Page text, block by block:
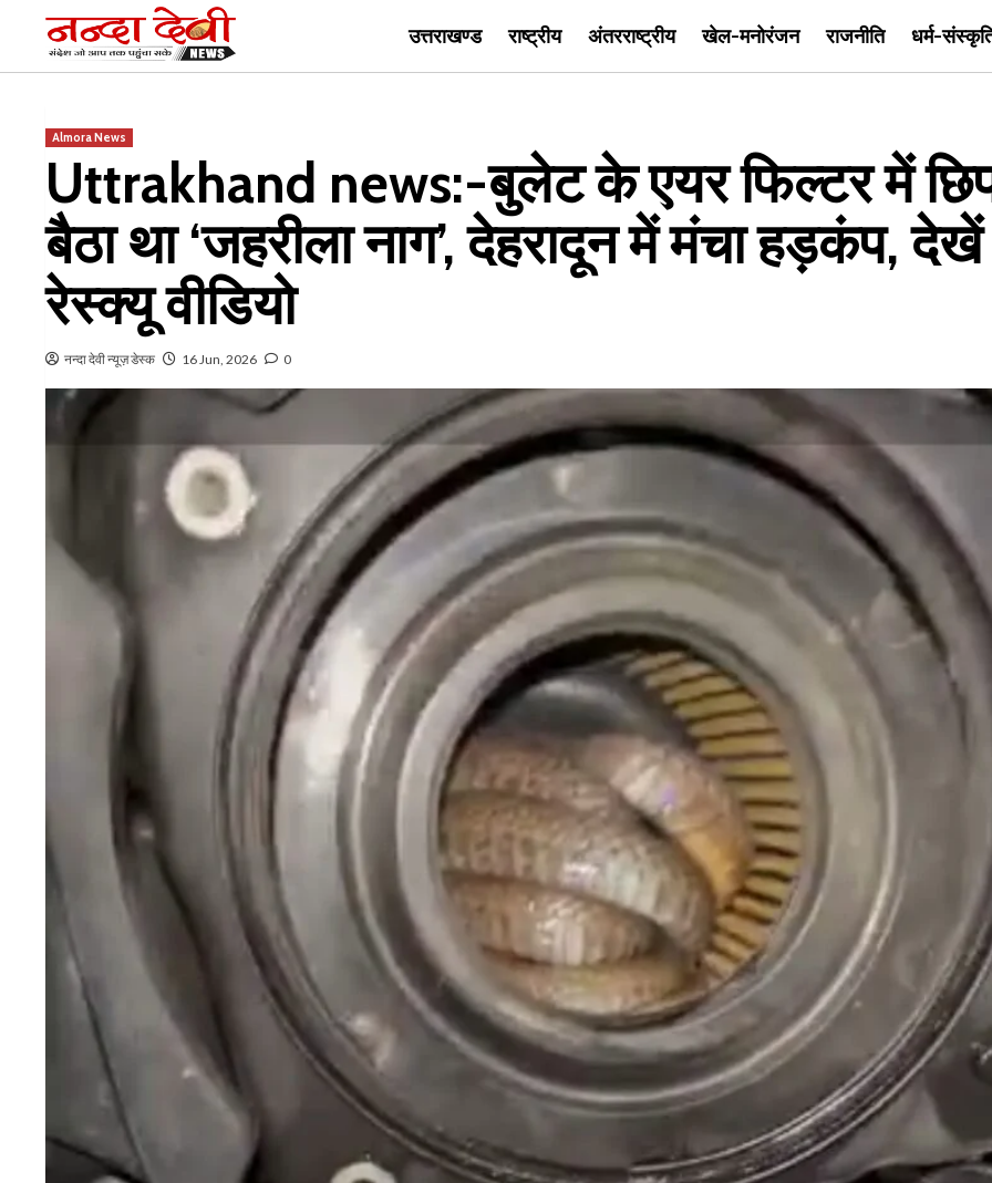
content
उत्तराखण्ड राष्ट्रीय अंतरराष्ट्रीय खेल-मनोरंजन राजनीति धर्म-
Almora News
Uttrakhand news:-बुलेट के एयर फिल्टर में
बैठा था ‘जहरीला नाग’, देहरादून में मंचा हड़कंप, देखें
रेस्क्यू वीडियो
नन्दा देवी न्यूज़ डेस्क 16 Jun, 2026 0